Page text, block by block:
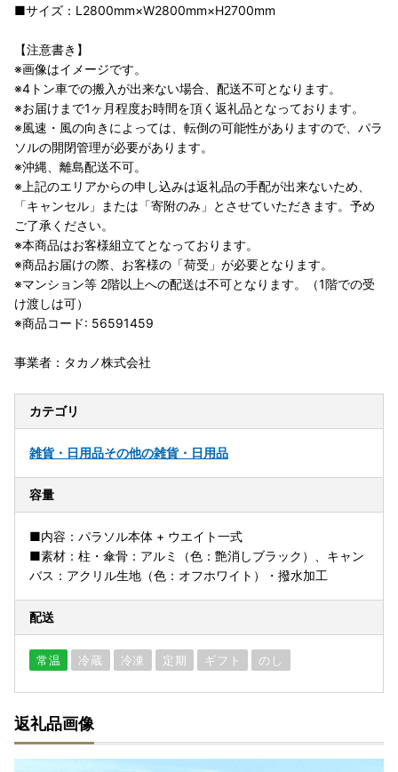
■サイズ：L2800mm×W2800mm×H2700mm
【注意書き】
※画像はイメージです。
※4トン車での搬入が出来ない場合、配送不可となります。
※お届けまで1ヶ月程度お時間を頂く返礼品となっております。
※風速・風の向きによっては、転倒の可能性がありますので、パラ
ソルの開閉管理が必要があります。
※沖縄、離島配送不可。
※上記のエリアからの申し込みは返礼品の手配が出来ないため、
「キャンセル」または「寄附のみ」とさせていただきます。予め
ご了承ください。
※本商品はお客様組立てとなっております。
※商品お届けの際、お客様の「荷受」が必要となります。
※マンション等 2階以上への配送は不可となります。（1階での受
け渡しは可）
※商品コード: 56591459
事業者：タカノ株式会社
カテゴリ
雑貨・日用品その他の雑貨・日用品
容量
■内容：パラソル本体 + ウエイト一式
■素材：柱・傘骨：アルミ（色：艶消しブラック）、キャン
バス：アクリル生地（色：オフホワイト）・撥水加工
配送
常温 冷蔵 冷凍 定期 ギフト のし
返礼品画像